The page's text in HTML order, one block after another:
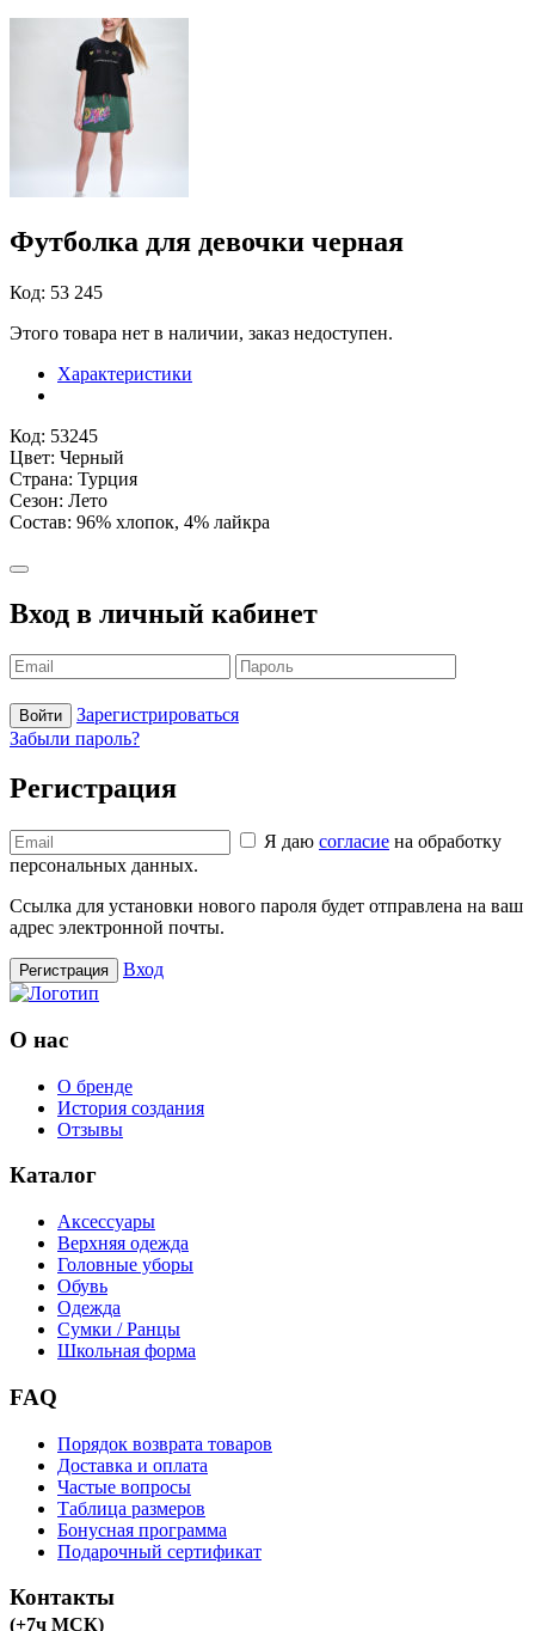
Футболка для девочки черная
Код: 53 245
Этого товара нет в наличии, заказ недоступен.
Характеристики
Код: 53245
Цвет: Черный
Страна: Турция
Сезон: Лето
Состав: 96% хлопок, 4% лайкра
Вход в личный кабинет
Войти
Зарегистрироваться
Забыли пароль?
Регистрация
Я даю согласие на обработку
персональных данных.
Ссылка для установки нового пароля будет отправлена ​​на ваш
адрес электронной почты.
Регистрация Вход
О нас
О бренде
История создания
Отзывы
Каталог
Аксессуары
Верхняя одежда
Головные уборы
Обувь
Одежда
Сумки / Ранцы
Школьная форма
FAQ
Порядок возврата товаров
Доставка и оплата
Частые вопросы
Таблица размеров
Бонусная программа
Подарочный сертификат
Контакты
(+7ч МСК)